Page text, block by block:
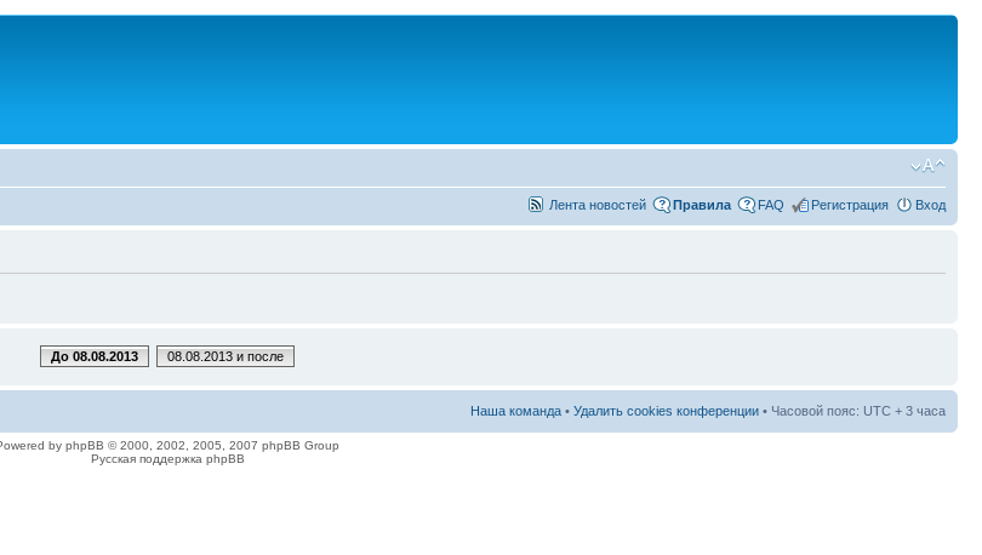
Лента новостей Правила FAQ Регистрация Вход
До 08.08.2013 08.08.2013 и после
Наша команда • Удалить cookies конференции • Часовой пояс: UTC + 3 часа
by phpBB © 2000, 2002, 2005, 2007 phpBB Group
Русская поддержка phpBB